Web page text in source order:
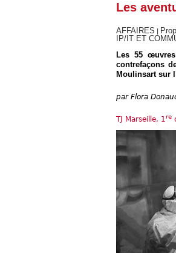
Les
AFFAIRES
IP/IT ET
Les 55
contrefaçons
Moulinsart sur
par Flora
TJ Marseille, 1 re